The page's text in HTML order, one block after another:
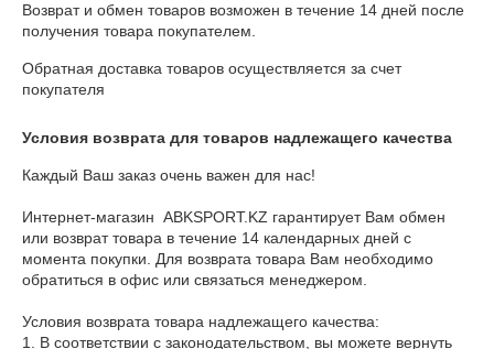
Возврат и обмен товаров возможен в течение 14 дней после
получения товара покупателем.
Обратная доставка товаров осуществляется за счет
покупателя
Условия возврата для товаров надлежащего качества
Каждый Ваш заказ очень важен для нас!
Интернет-магазин  ABKSPORT.KZ гарантирует Вам обмен
или возврат товара в течение 14 календарных дней с
момента покупки. Для возврата товара Вам необходимо
обратиться в офис или связаться менеджером.
Условия возврата товара надлежащего качества:
1. В соответствии с законодательством, вы можете вернуть